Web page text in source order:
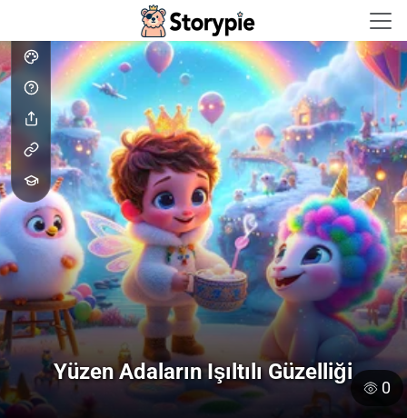
Storypie - Home
Yüzen Adaların Işıltılı Güzelliği
0